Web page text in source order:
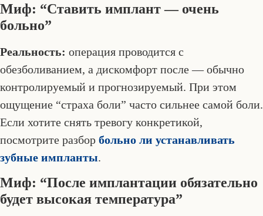
Миф: “Ставить имплант — очень
больно”
Реальность: операция проводится с
обезболиванием, а дискомфорт после — обычно
контролируемый и прогнозируемый. При этом
ощущение “страха боли” часто сильнее самой боли.
Если хотите снять тревогу конкретикой,
посмотрите разбор больно ли устанавливать
зубные импланты.
Миф: “После имплантации обязательно
будет высокая температура”